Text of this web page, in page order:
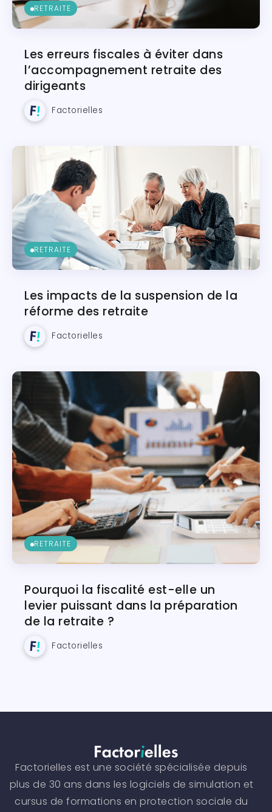
RETRAITE
Les erreurs fiscales à éviter dans
l’accompagnement retraite des
dirigeants
Factorielles
RETRAITE
Les impacts de la suspension de la
réforme des retraite
Factorielles
RETRAITE
Pourquoi la fiscalité est-elle un
levier puissant dans la préparation
de la retraite ?
Factorielles
Factorielles est une société spécialisée depuis
plus de 30 ans dans les logiciels de simulation et
cursus de formations en protection sociale du